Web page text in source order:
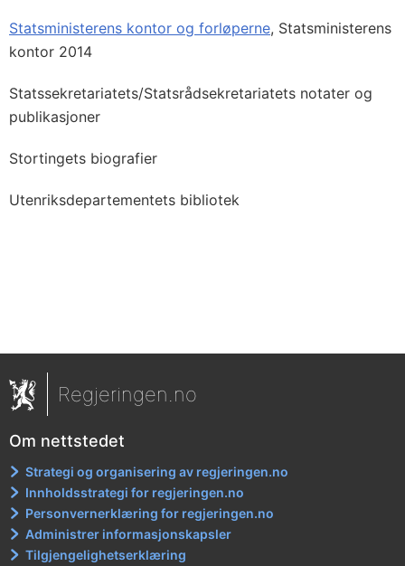
Statsministerens kontor og forløperne, Statsministerens
kontor 2014
Statssekretariatets/Statsrådsekretariatets notater og
publikasjoner
Stortingets biografier
Utenriksdepartementets bibliotek
Regjeringen.no
Om nettstedet
Strategi og organisering av regjeringen.no
Innholdsstrategi for regjeringen.no
Personvernerklæring for regjeringen.no
Administrer informasjonskapsler
Tilgjengelighetserklæring